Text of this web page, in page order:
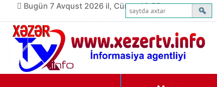
Bugün 7 Avqust 2026 il, Cümə, 13:55